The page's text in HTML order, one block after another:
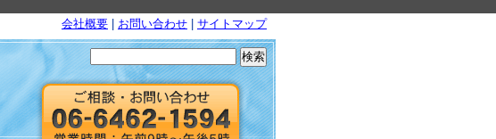
会社概要 お問い合わせ サイトマップ
索: